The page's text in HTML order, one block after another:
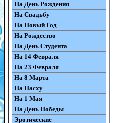
На День Рождения
На Свадьбу
На Новый Год
На Рождество
На День Студента
На 14 Февраля
На 23 Февраля
На 8 Марта
На Пасху
На 1 Мая
На День Победы
Эротические